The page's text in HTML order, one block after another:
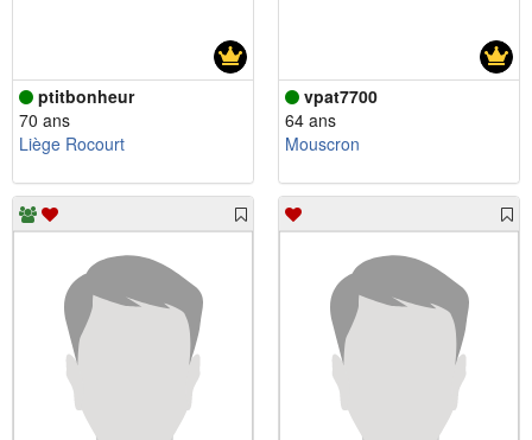
ptitbonheur
70 ans
Liège Rocourt
vpat7700
64 ans
Mouscron